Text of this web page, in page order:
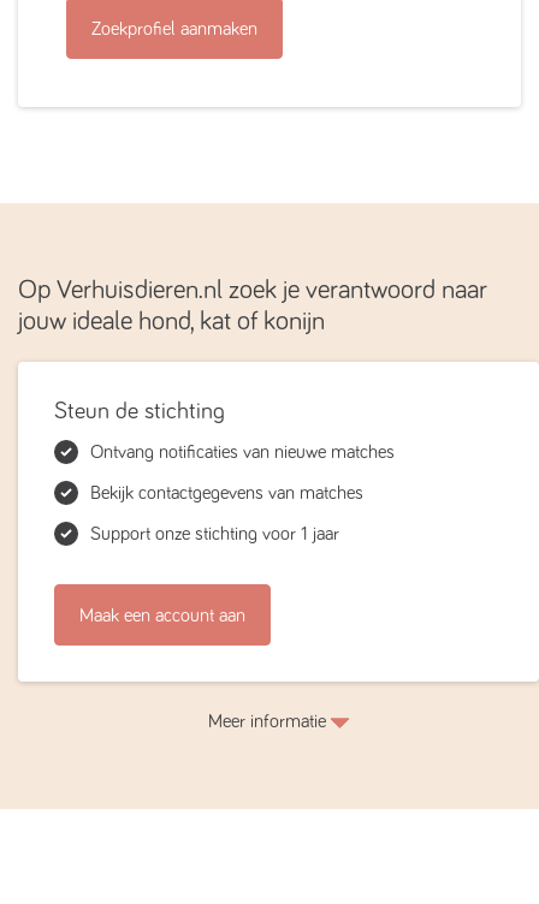
Zoekprofiel aanmaken
Op Verhuisdieren.nl zoek je verantwoord naar
jouw ideale hond, kat of konijn
Steun de stichting
Ontvang notificaties van nieuwe matches
Bekijk contactgegevens van matches
Support onze stichting voor 1 jaar
Maak een account aan
Meer informatie